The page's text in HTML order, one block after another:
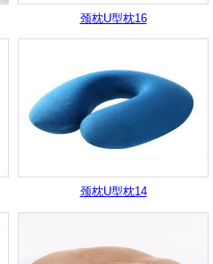
颈枕U型枕16
颈枕U型枕14